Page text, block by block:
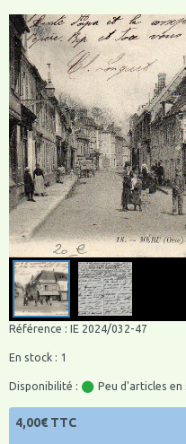
Référence : IE 2024/032-47
En stock : 1
Disponibilité : Peu d'articles en
4,00€ TTC